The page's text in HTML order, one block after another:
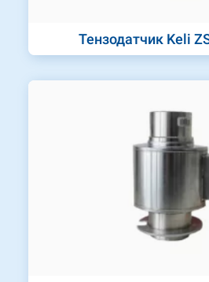
Тензодатчик Keli